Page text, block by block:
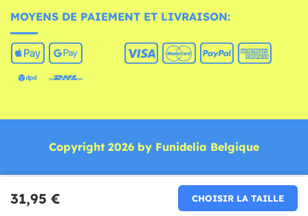
31,95 € CHOISIR LA TAILLE
MOYENS DE PAIEMENT ET LIVRAISON:
Copyright 2026 by Funidelia Belgique